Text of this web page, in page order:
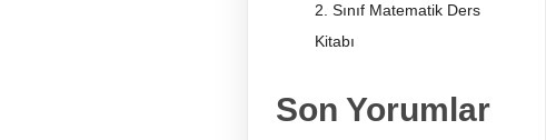
2. Sınıf Matematik Ders
Kitabı
Son Yorumlar